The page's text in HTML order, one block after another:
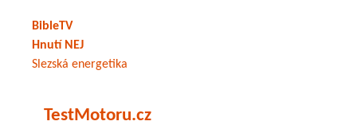
BibleTV
Hnutí NEJ
Slezská energetika
TestMotoru.cz